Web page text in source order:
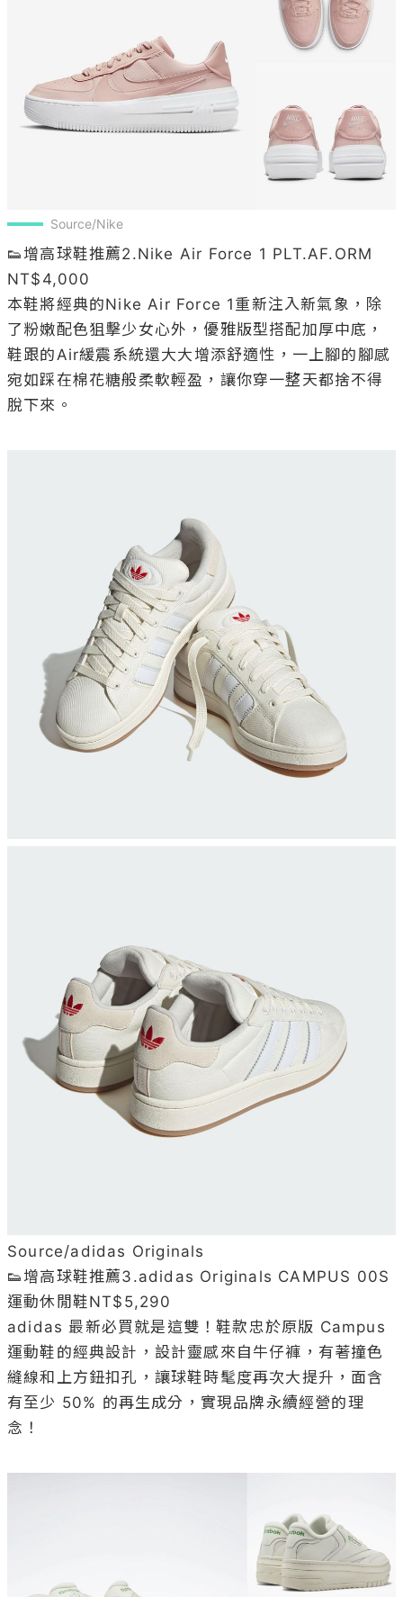
Source/Nike
👟增高球鞋推薦2.Nike Air Force 1 PLT.AF.ORM
NT$4,000
本鞋將經典的Nike Air Force 1重新注入新氣象，除
了粉嫩配色狙擊少女心外，優雅版型搭配加厚中底，
鞋跟的Air緩震系統還大大增添舒適性，一上腳的腳感
宛如踩在棉花糖般柔軟輕盈，讓你穿一整天都捨不得
脫下來。
Source/adidas Originals
👟增高球鞋推薦3.adidas Originals CAMPUS 00S
運動休閒鞋NT$5,290
adidas 最新必買就是這雙！鞋款忠於原版 Campus
運動鞋的經典設計，設計靈感來自牛仔褲，有著撞色
縫線和上方鈕扣孔，讓球鞋時髦度再次大提升，面含
有至少 50% 的再生成分，實現品牌永續經營的理
念！